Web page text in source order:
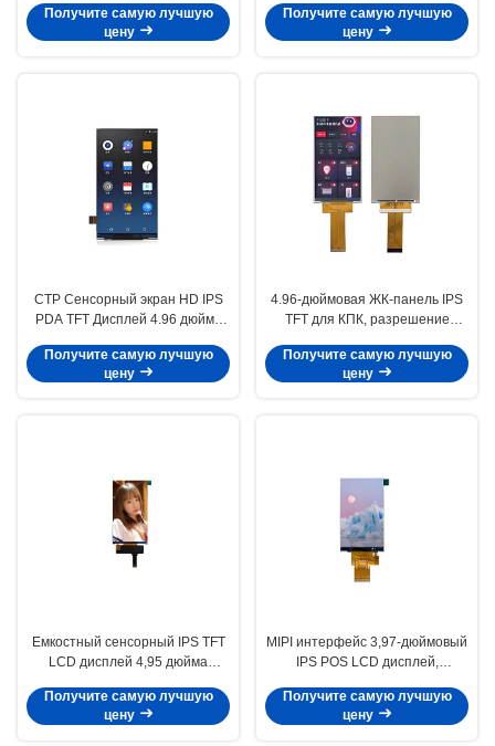
480x1014, яркость 300 кд/м2
Получите самую лучшую
цену
и КПК
Получите самую лучшую
цену
CTP Сенсорный экран HD IPS
PDA TFT Дисплей 4.96 дюйма
Получите самую лучшую
цену
4.96-дюймовая ЖК-панель IPS
TFT для КПК, разрешение
высокая яркость
Получите самую лучшую
цену
Емкостный сенсорный IPS TFT
LCD дисплей 4,95 дюйма
Получите самую лучшую
цену
MIPI интерфейс 3,97-дюймовый
IPS POS LCD дисплей,
250 кд/м2
Получите самую лучшую
цену